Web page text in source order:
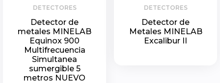
DETECTORES
Detector de
metales MINELAB
Equinox 900
Multifrecuencia
Simultanea
sumergible 5
metros NUEVO
DETECTORES
Detector de
Metales MINELAB
Excalibur II